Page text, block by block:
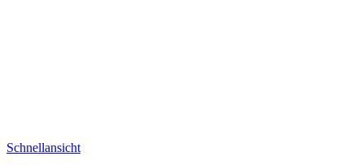
Schnellansicht